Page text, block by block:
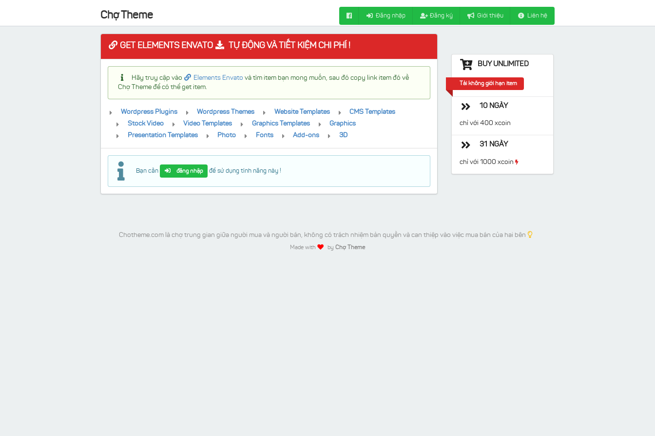
Chợ Theme Đăng nhập Đăng ký Giới thiệu Liên hệ
GET ELEMENTS ENVATO TỰ ĐỘNG VÀ TIẾT KIỆM CHI PHÍ !
Hãy truy cập vào Elements Envato và tìm item bạn mong muốn, sau đó copy link item đó về
Chợ Theme để có thể get item.
Wordpress Plugins Wordpress Themes Website Templates
CMS Templates
Stock Video
Video Templates Graphics Templates
Graphics
Presentation Templates
Photo Fonts Add-ons 3D
Bạn cần đăng nhập để sử dụng tính năng này !
BUY UNLIMITED
Tải không giới hạn item
10 NGÀY
chỉ với 400 xcoin
31 NGÀY
chỉ với 1000 xcoin
Chotheme.com là chợ trung gian giữa người mua và người bán, không có trách nhiệm bản quyền và can thiệp vào việc mua bán của hai bên
Made with by Chợ Theme